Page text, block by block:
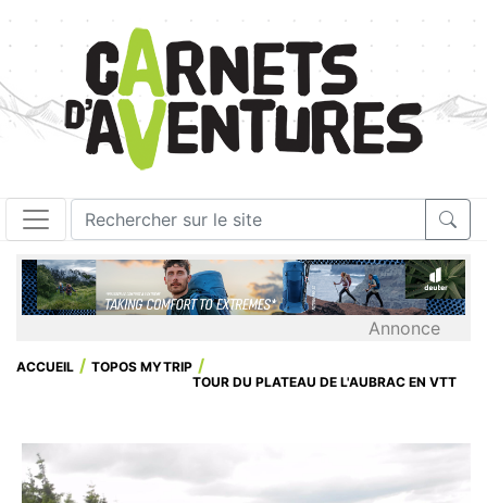
Annonce
ACCUEIL
TOPOS MYTRIP
TOUR DU PLATEAU DE L'AUBRAC EN VTT